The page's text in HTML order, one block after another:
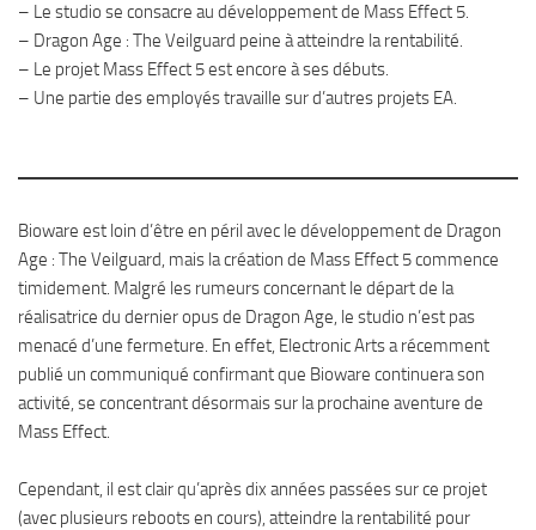
– Le studio se consacre au développement de Mass Effect 5.
– Dragon Age : The Veilguard peine à atteindre la rentabilité.
– Le projet Mass Effect 5 est encore à ses débuts.
– Une partie des employés travaille sur d’autres projets EA.
Bioware est loin d’être en péril avec le développement de Dragon
Age : The Veilguard, mais la création de Mass Effect 5 commence
timidement. Malgré les rumeurs concernant le départ de la
réalisatrice du dernier opus de Dragon Age, le studio n’est pas
menacé d’une fermeture. En effet, Electronic Arts a récemment
publié un communiqué confirmant que Bioware continuera son
activité, se concentrant désormais sur la prochaine aventure de
Mass Effect.
Cependant, il est clair qu’après dix années passées sur ce projet
(avec plusieurs reboots en cours), atteindre la rentabilité pour